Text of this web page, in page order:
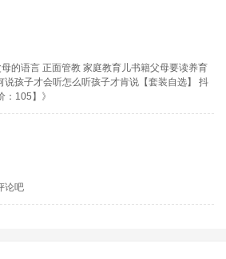
的语言 正面管教 家庭教育儿书籍父母要读养育
说孩子才会听怎么听孩子才肯说【套装自选】 抖
105】 》
论吧